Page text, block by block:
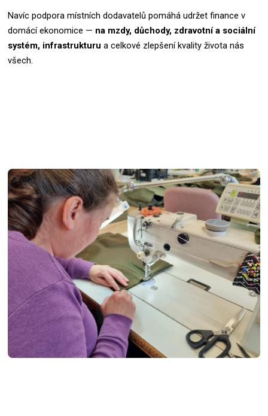
Navíc podpora místních dodavatelů pomáhá udržet finance v
domácí ekonomice — na mzdy, důchody, zdravotní a sociální
systém, infrastrukturu a celkové zlepšení kvality života nás
všech.